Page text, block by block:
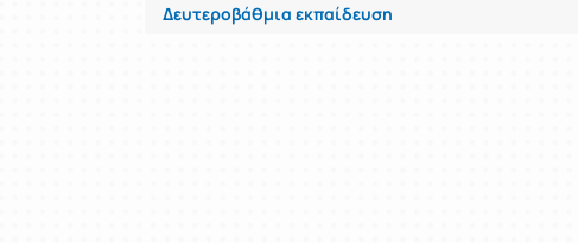
Δευτεροβάθμια εκπαίδευση